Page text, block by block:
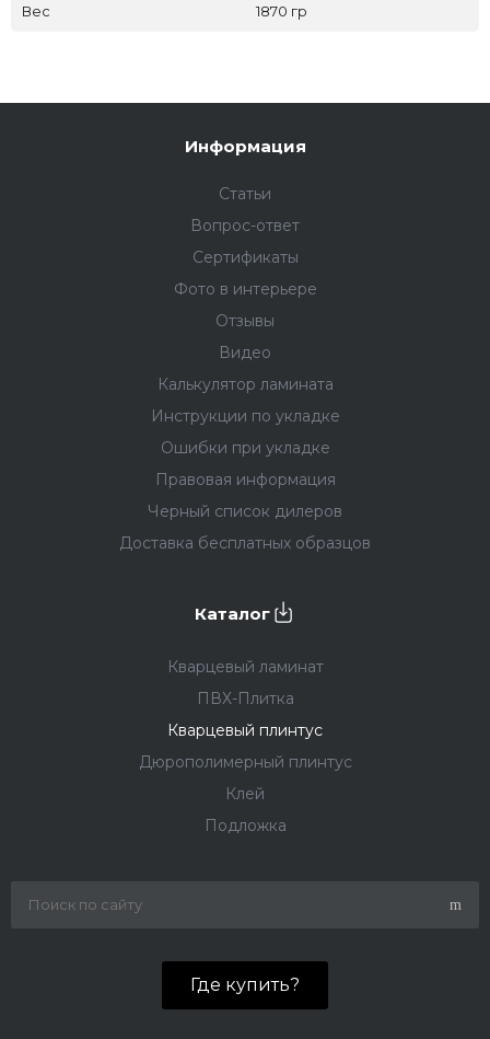
Вес 1870 гр
Информация
Статьи
Вопрос-ответ
Сертификаты
Фото в интерьере
Отзывы
Видео
Калькулятор ламината
Инструкции по укладке
Ошибки при укладке
Правовая информация
Черный список дилеров
Доставка бесплатных образцов
Каталог
Кварцевый ламинат
ПВХ-Плитка
Кварцевый плинтус
Дюрополимерный плинтус
Клей
Подложка
Где купить?